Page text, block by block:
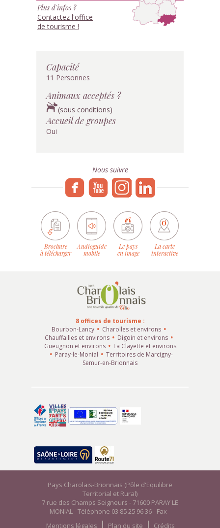
Plus d'infos ?
Contactez l'office
de tourisme !
Capacité
11 Personnes
Animaux acceptés ?
(sous conditions)
Accueil de groupes
Oui
Nous suivre
Brochure
à télécharger
Audioguide
mobile
Le pays
en image
La carte
interactive
8 offices de tourisme :
Bourbon-Lancy
Charolles et environs
Chauffailles et environs
Digoin et environs
Gueugnon et environs
La Clayette et environs
Paray-le-Monial
Territoires de Marcigny-
Semur-en-Brionnais
Pays Charolais-Brionnais (Pôle d'Equilibre
Territorial et Rural)
7 rue des Champs Seigneurs - 71600 PARAY LE
MONIAL - Téléphone 03 85 25 96 36 - Fax -
Mentions légales
Plan du site Crédits